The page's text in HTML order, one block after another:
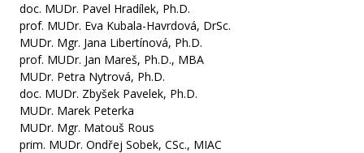
doc. MUDr. Pavel Hradílek, Ph.D.
prof. MUDr. Eva Kubala-Havrdová, DrSc.
MUDr. Mgr. Jana Libertínová, Ph.D.
prof. MUDr. Jan Mareš, Ph.D., MBA
MUDr. Petra Nytrová, Ph.D.
doc. MUDr. Zbyšek Pavelek, Ph.D.
MUDr. Marek Peterka
MUDr. Mgr. Matouš Rous
prim. MUDr. Ondřej Sobek, CSc., MIAC